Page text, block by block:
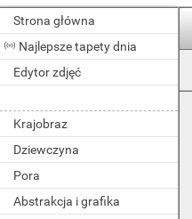
Strona główna
Najlepsze tapety dnia
Edytor zdjęć
Krajobraz
Dziewczyna
Pora
Abstrakcja i grafika